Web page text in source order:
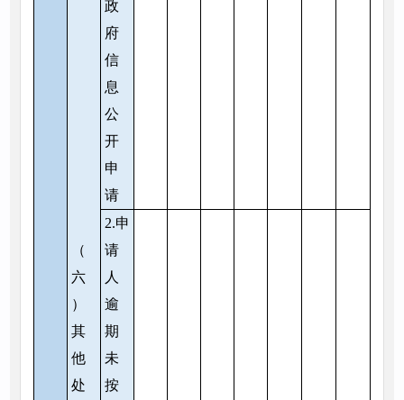
（
六
）
其
他
处
政
府
信
息
公
开
申
请
2.申
请
人
逾
期
未
按